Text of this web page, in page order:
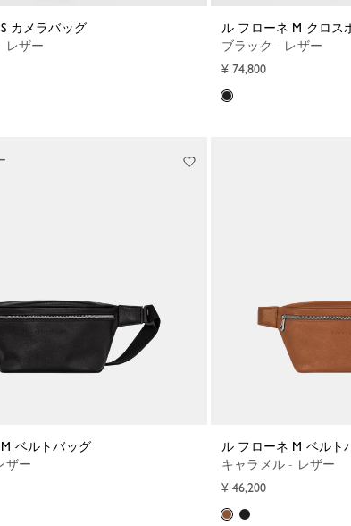
S カメラバッグ
レザー
ル フローネ M クロ
ブラック - レザー
¥ 74,800
M ベルトバッグ
ザー
ル フローネ M ベルト
キャラメル - レザー
¥ 46,200